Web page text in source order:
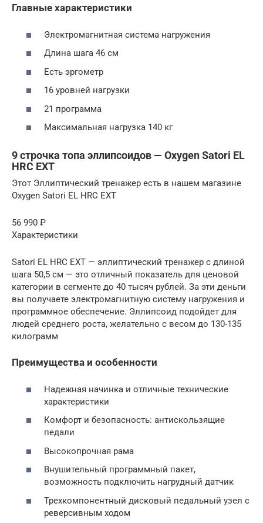
Главные характеристики
Электромагнитная система нагружения
Длина шага 46 см
Есть эргометр
16 уровней нагрузки
21 программа
Максимальная нагрузка 140 кг
9 строчка топа эллипсоидов — Oxygen Satori EL
HRC EXT
Этот Эллиптический тренажер есть в нашем магазине
Oxygen Satori EL HRC EXT
56 990 ₽
Характеристики
Satori EL HRC EXT — эллиптический тренажер с длиной
шага 50,5 см — это отличный показатель для ценовой
категории в сегменте до 40 тысяч рублей. За эти деньги
вы получаете электромагнитную систему нагружения и
программное обеспечение. Эллипсоид подойдет для
людей среднего роста, желательно с весом до 130-135
килограмм
Преимущества и особенности
Надежная начинка и отличные технические
характеристики
Комфорт и безопасность: антискользящие
педали
Высокопрочная рама
Внушительный программный пакет,
возможность подключить нагрудный датчик
Трехкомпонентный дисковый педальный узел с
реверсивным ходом